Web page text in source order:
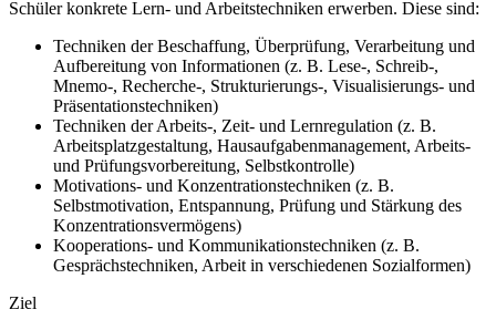
Schüler konkrete Lern- und Arbeitstechniken erwerben. Diese sind:
Techniken der Beschaffung, Überprüfung, Verarbeitung und
Aufbereitung von Informationen (z. B. Lese-, Schreib-,
Mnemo-, Recherche-, Strukturierungs-, Visualisierungs- und
Präsentationstechniken)
Techniken der Arbeits-, Zeit- und Lernregulation (z. B.
Arbeitsplatzgestaltung, Hausaufgabenmanagement, Arbeits-
und Prüfungsvorbereitung, Selbstkontrolle)
Motivations- und Konzentrationstechniken (z. B.
Selbstmotivation, Entspannung, Prüfung und Stärkung des
Konzentrationsvermögens)
Kooperations- und Kommunikationstechniken (z. B.
Gesprächstechniken, Arbeit in verschiedenen Sozialformen)
Ziel